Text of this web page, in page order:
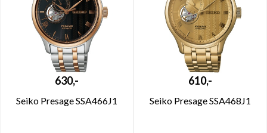
630,-
Seiko Presage SSA466J1
610,-
Seiko Presage SSA468J1